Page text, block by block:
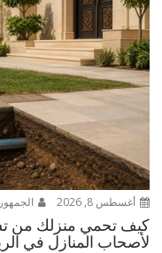
أغسطس 8, 2026
كيف تحمي منزلك من
لأصحاب المنازل في